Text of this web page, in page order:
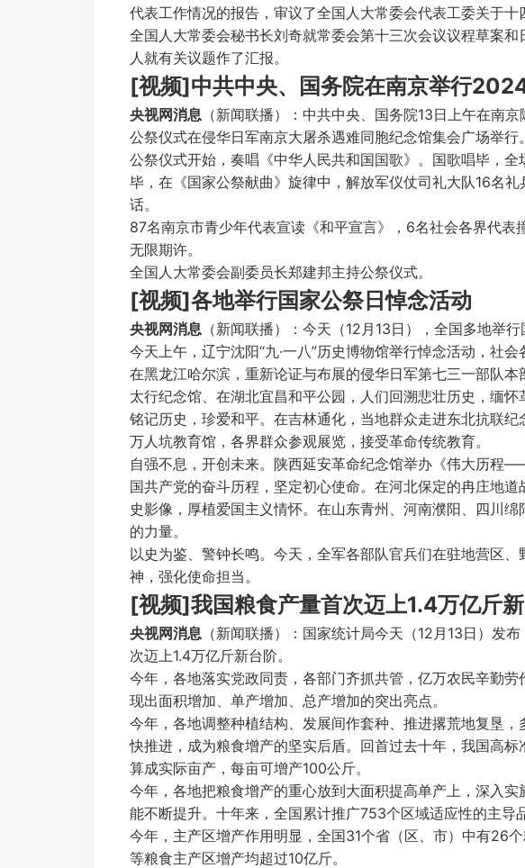
代表工作情况的报告，审议了全国人大常委会代表工委关于
全国人大常委会秘书长刘奇就常委会第十三次会议议程草案
人就有关议题作了汇报。
[视频]中共中央、国务院在南京举行
央视网消息 （新闻联播）：中共中央、国务院13日上午在南
公祭仪式在侵华日军南京大屠杀遇难同胞纪念馆集会广场举
公祭仪式开始，奏唱《中华人民共和国国歌》。国歌唱毕，
毕，在《国家公祭献曲》旋律中，解放军仪仗司礼大队16名
话。
87名南京市青少年代表宣读《和平宣言》，6名社会各界代
无限期许。
全国人大常委会副委员长郑建邦主持公祭仪式。
[视频]各地举行国家公祭日悼念活动
央视网消息 （新闻联播）：今天（12月13日），全国多地举
今天上午，辽宁沈阳“九·一八”历史博物馆举行悼念活动，社
在黑龙江哈尔滨，重新论证与布展的侵华日军第七三一部队
太行纪念馆、在湖北宜昌和平公园，人们回溯悲壮历史，缅怀
铭记历史，珍爱和平。在吉林通化，当地群众走进东北抗联
万人坑教育馆，各界群众参观展览，接受革命传统教育。
自强不息，开创未来。陕西延安革命纪念馆举办《伟大历程
国共产党的奋斗历程，坚定初心使命。在河北保定的冉庄地
史影像，厚植爱国主义情怀。在山东青州、河南濮阳、四川
的力量。
以史为鉴、警钟长鸣。今天，全军各部队官兵们在驻地营区
神，强化使命担当。
[视频]我国粮食产量首次迈上1.4万亿斤
央视网消息 （新闻联播）：国家统计局今天（12月13日）发
次迈上1.4万亿斤新台阶。
今年，各地落实党政同责，各部门齐抓共管，亿万农民辛勤
现出面积增加、单产增加、总产增加的突出亮点。
今年，各地调整种植结构、发展间作套种、推进撂荒地复垦
快推进，成为粮食增产的坚实后盾。回首过去十年，我国高
算成实际亩产，每亩可增产100公斤。
今年，各地把粮食增产的重心放到大面积提高单产上，深入
能不断提升。十年来，全国累计推广753个区域适应性的主导
今年，主产区增产作用明显，全国31个省（区、市）中有26
等粮食主产区增产均超过10亿斤。